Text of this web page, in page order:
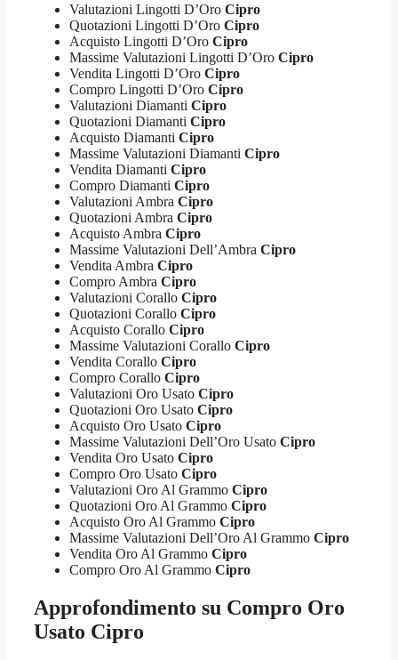
Valutazioni Lingotti D’Oro Cipro
Quotazioni Lingotti D’Oro Cipro
Acquisto Lingotti D’Oro Cipro
Massime Valutazioni Lingotti D’Oro Cipro
Vendita Lingotti D’Oro Cipro
Compro Lingotti D’Oro Cipro
Valutazioni Diamanti Cipro
Quotazioni Diamanti Cipro
Acquisto Diamanti Cipro
Massime Valutazioni Diamanti Cipro
Vendita Diamanti Cipro
Compro Diamanti Cipro
Valutazioni Ambra Cipro
Quotazioni Ambra Cipro
Acquisto Ambra Cipro
Massime Valutazioni Dell’Ambra Cipro
Vendita Ambra Cipro
Compro Ambra Cipro
Valutazioni Corallo Cipro
Quotazioni Corallo Cipro
Acquisto Corallo Cipro
Massime Valutazioni Corallo Cipro
Vendita Corallo Cipro
Compro Corallo Cipro
Valutazioni Oro Usato Cipro
Quotazioni Oro Usato Cipro
Acquisto Oro Usato Cipro
Massime Valutazioni Dell’Oro Usato Cipro
Vendita Oro Usato Cipro
Compro Oro Usato Cipro
Valutazioni Oro Al Grammo Cipro
Quotazioni Oro Al Grammo Cipro
Acquisto Oro Al Grammo Cipro
Massime Valutazioni Dell’Oro Al Grammo Cipro
Vendita Oro Al Grammo Cipro
Compro Oro Al Grammo Cipro
Approfondimento su Compro Oro
Usato Cipro